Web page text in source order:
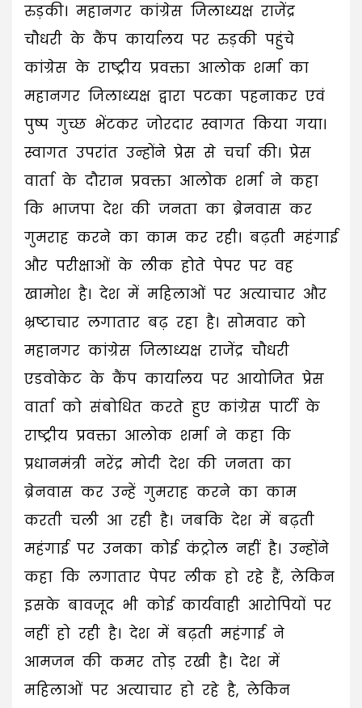
रुड़की। महानगर कांग्रेस जिलाध्यक्ष राजेंद्र
चौधरी के कैंप कार्यालय पर रुड़की पहुंचे
कांग्रेस के राष्ट्रीय प्रवक्ता आलोक शर्मा का
महानगर जिलाध्यक्ष द्वारा पटका पहनाकर एवं
पुष्प गुच्छ भेंटकर जोरदार स्वागत किया गया।
स्वागत उपरांत उन्होंने प्रेस से चर्चा की। प्रेस
वार्ता के दौरान प्रवक्ता आलोक शर्मा ने कहा
कि भाजपा देश की जनता का ब्रेनवास कर
गुमराह करने का काम कर रही। बढ़ती महंगाई
और परीक्षाओं के लीक होते पेपर पर वह
खामोश है। देश में महिलाओं पर अत्याचार और
भ्रष्टाचार लगातार बढ़ रहा है। सोमवार को
महानगर कांग्रेस जिलाध्यक्ष राजेंद्र चौधरी
एडवोकेट के कैंप कार्यालय पर आयोजित प्रेस
वार्ता को संबोधित करते हुए कांग्रेस पार्टी के
राष्ट्रीय प्रवक्ता आलोक शर्मा ने कहा कि
प्रधानमंत्री नरेंद्र मोदी देश की जनता का
ब्रेनवास कर उन्हें गुमराह करने का काम
करती चली आ रही है। जबकि देश में बढ़ती
महंगाई पर उनका कोई कंट्रोल नहीं है। उन्होंने
कहा कि लगातार पेपर लीक हो रहे हैं, लेकिन
इसके बावजूद भी कोई कार्यवाही आरोपियों पर
नहीं हो रही है। देश में बढ़ती महंगाई ने
आमजन की कमर तोड़ रखी है। देश में
महिलाओं पर अत्याचार हो रहे है, लेकिन